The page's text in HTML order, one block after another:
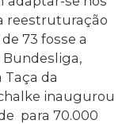
reestruturação
73 fosse a
Bundesliga,
Taça da
inaugurou
para 70.000